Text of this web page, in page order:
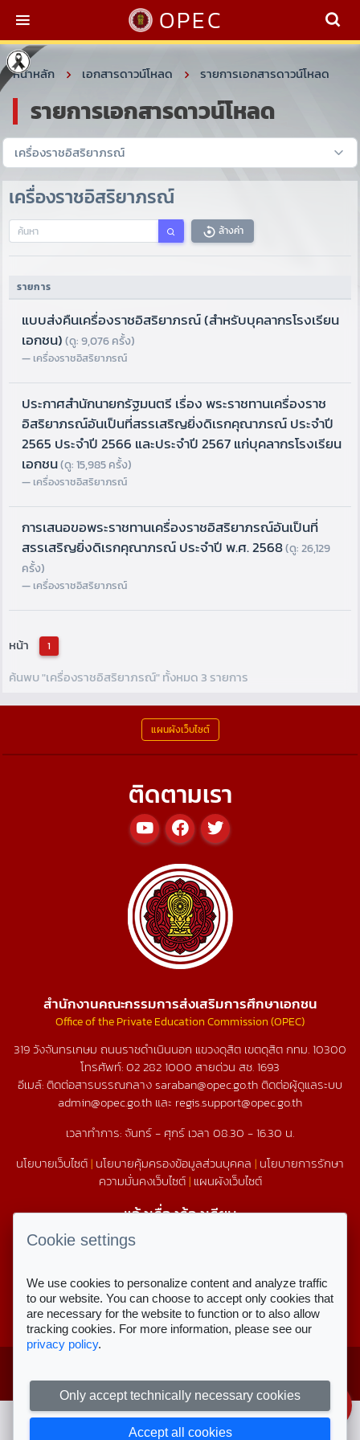
OPEC
หน้าหลัก เอกสารดาวน์โหลด รายการเอกสารดาวน์โหลด
รายการเอกสารดาวน์โหลด
เครื่องราชอิสริยาภรณ์
ล้างค่า
รายการ
แบบส่งคืนเครื่องราชอิสริยาภรณ์ (สำหรับบุคลากรโรงเรียน
เอกชน)(ดู: 9,076 ครั้ง)
เครื่องราชอิสริยาภรณ์
ประกาศสำนักนายกรัฐมนตรี เรื่อง พระราชทานเครื่องราช
อิสริยาภรณ์อันเป็นที่สรรเสริญยิ่งดิเรกคุณาภรณ์ ประจำปี
2565 ประจำปี 2566 และประจำปี 2567 แก่บุคลากรโรงเรียน
เอกชน(ดู: 15,985 ครั้ง)
เครื่องราชอิสริยาภรณ์
การเสนอขอพระราชทานเครื่องราชอิสริยาภรณ์อันเป็นที่
สรรเสริญยิ่งดิเรกคุณาภรณ์ ประจำปี พ.ศ. 2568(ดู: 26,129
ครั้ง)
เครื่องราชอิสริยาภรณ์
หน้า 1
ค้นพบ "เครื่องราชอิสริยาภรณ์" ทั้งหมด 3 รายการ
แผนผังเว็บไซต์
ติดตามเรา
สำนักงานคณะกรรมการส่งเสริมการศึกษาเอกชน
Office of the Private Education Commission (OPEC)
319 วังจันทรเกษม ถนนราชดำเนินนอก แขวงดุสิต เขตดุสิต กทม. 10300
โทรศัพท์:02 282 1000 สายด่วน สช.1693
อีเมล์: ติดต่อสารบรรณกลาง saraban@opec.go.th ติดต่อผู้ดูแลระบบ
admin@opec.go.th และ regis.support@opec.go.th
เวลาทำการ: จันทร์ - ศุกร์ เวลา 08.30 - 16.30 น.
นโยบายเว็บไซต์| นโยบายคุ้มครองข้อมูลส่วนบุคคล | นโยบายการรักษา
ความมั่นคงเว็บไซต์| แผนผังเว็บไซต์
แจ้งเรื่องร้องเรียน
1579
สถิติการใช้งานเว็บไซต์
สถิติการเข้าชม
ส่งเสริมการศึกษาเอกชน
ลงชื่อเข้าใช้งาน
Cookie settings
We use cookies to personalize content and analyze traffic
to our website. You can choose to accept only cookies that
are necessary for the website to function or to also allow
tracking cookies. For more information, please see our
privacy policy.
Only accept technically necessary cookies
Accept all cookies